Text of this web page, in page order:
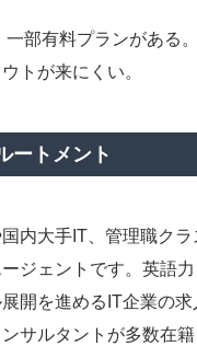
一部有料プランがある
トが来にくい。
ートメント
内大手IT、管理職クラ
ジェントです。英語
開を進めるIT企業の求
サルタントが多数在